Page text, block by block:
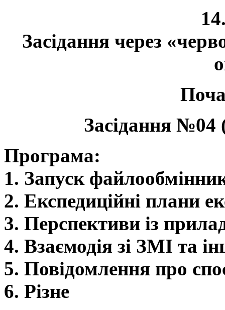
Засідання через
Засідання
Програма:
1. Запуск
2. Експедиційні плани
3. Перспективи із
4. Взаємодія зі ЗМІ та
5. Повідомлення про
6. Різне